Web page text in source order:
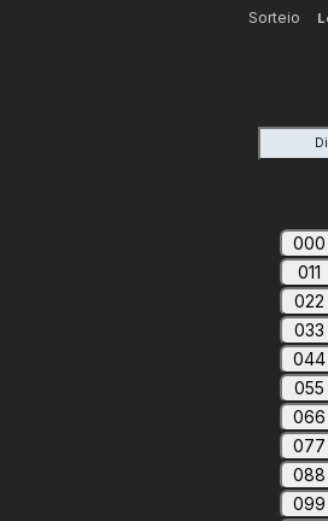
Sorteio
000
011
022
033
044
055
066
077
088
099